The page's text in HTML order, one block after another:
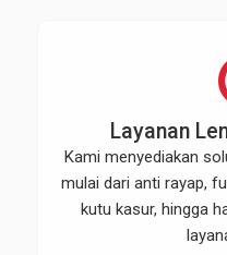
Layanan
Kami menyediakan
mulai dari anti rayap,
kutu kasur, hingga